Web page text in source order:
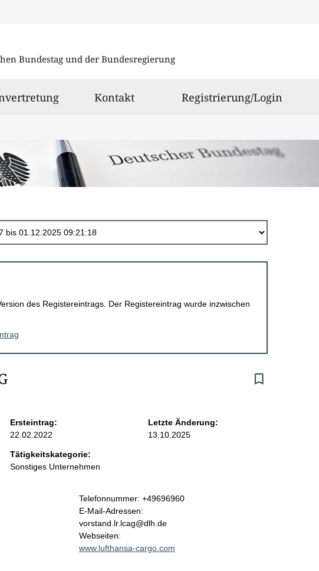
Bundestag und der Bundesregierung
Kontakt Registrierung/Login
des Registereintrags. Der Registereintrag wurde inzwischen
Ersteintrag:
22.02.2022
Letzte Änderung:
13.10.2025
Tätigkeitskategorie:
Sonstiges Unternehmen
K
o
n
t
a
Telefonnummer: +49696960
E-Mail-Adressen:
vorstand.lr.lcag@dlh.de
Webseiten:
www.lufthansa-cargo.com